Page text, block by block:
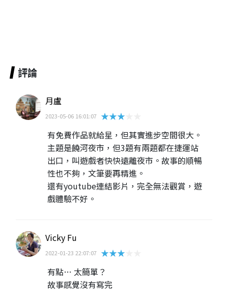
評論
月盧
2023-05-06 16:01:07 ★★★★★
有免費作品就給星，但其實進步空間很大。
主題是饒河夜市，但3題有兩題都在捷運站
出口，叫遊戲者快快遠離夜市。故事的順暢
性也不夠，文筆要再精進。
還有youtube連結影片，完全無法觀賞，遊
戲體驗不好。
Vicky Fu
2022-01-23 22:07:07 ★★★★★
有點… 太簡單？
故事感覺沒有寫完